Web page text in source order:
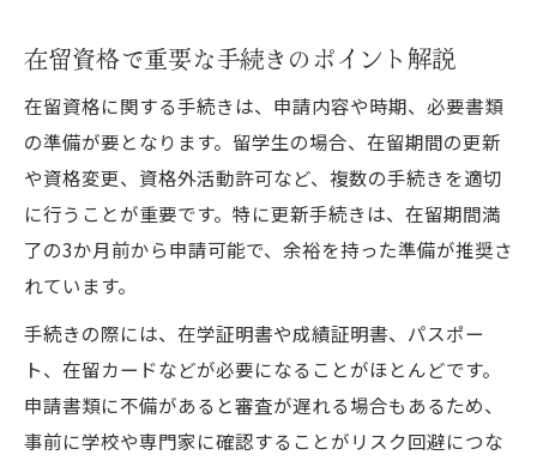
在留資格で重要な手続きのポイント解説
在留資格に関する手続きは、申請内容や時期、必要書類
の準備が要となります。留学生の場合、在留期間の更新
や資格変更、資格外活動許可など、複数の手続きを適切
に行うことが重要です。特に更新手続きは、在留期間満
了の3か月前から申請可能で、余裕を持った準備が推奨さ
れています。
手続きの際には、在学証明書や成績証明書、パスポー
ト、在留カードなどが必要になることがほとんどです。
申請書類に不備があると審査が遅れる場合もあるため、
事前に学校や専門家に確認することがリスク回避につな